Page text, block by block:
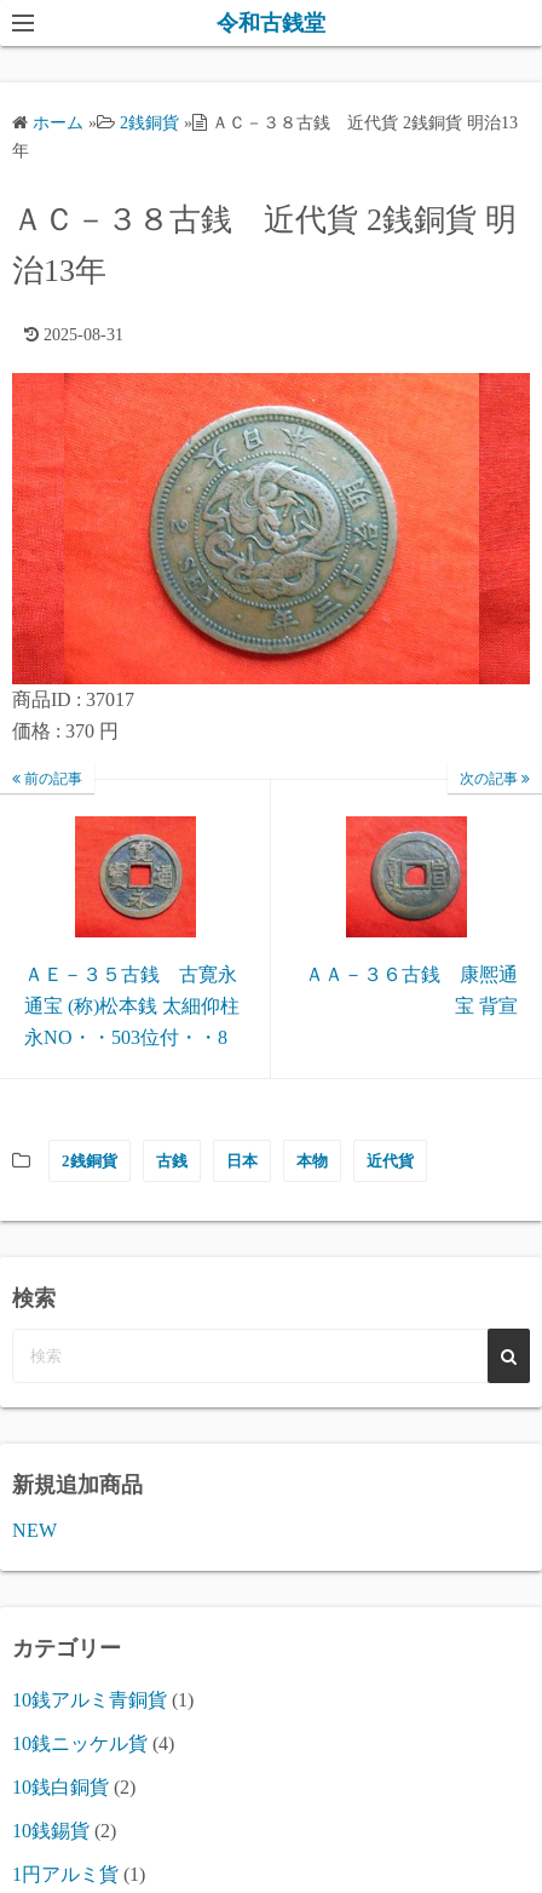
コ
ン
ツ
ッ
令和古銭堂
ホーム » 2銭銅貨 »
ＡＣ－３８古銭 近代貨 2銭銅貨 明治13
年
ＡＣ－３８古銭 近代貨 2銭銅貨 明
治13年
2025-08-31
商品ID : 37017
価格 : 370 円
前の記事
ＡＥ－３５古銭 古寛永
通宝 (称)松本銭 太細仰柱
永NO・・503位付・・8
次の記事
ＡＡ－３６古銭 康熈通
宝 背宣
2銭銅貨 古銭 日本 本物 近代貨
検索
新規追加商品
NEW
カテゴリー
10銭アルミ青銅貨 (1)
10銭ニッケル貨 (4)
10銭白銅貨 (2)
10銭錫貨 (2)
1円アルミ貨 (1)